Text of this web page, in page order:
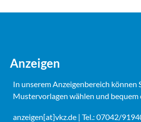
Anzeigen
In unserem Anzeigenbereich können
Mustervorlagen wählen und bequem
anzeigen[at]vkz.de | Tel.: 07042/